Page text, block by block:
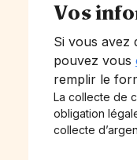
Vos
Si vous avez
pouvez vous
remplir le
La collecte de
obligation
collecte